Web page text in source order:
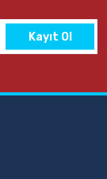
Kayıt Ol